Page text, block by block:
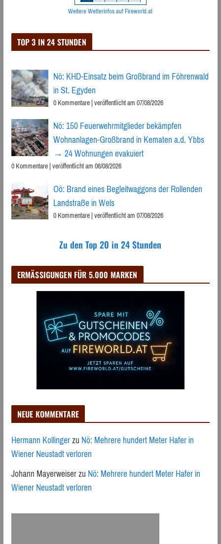
Weitere Wetterinfos auf Fireworld.at
TOP 3 IN 24 STUNDEN
Nö: KHD-Einsatz beim Großbrand im Föhrenwald
in St. Egyden
0 Kommentare|veröffentlicht am 07/08/2026
Nö: 150 Feuerwehrmitglieder bekämpfen
Wohnanlagen-Großbrand in Kematen a.d. Ybbs
→ 24 Wohnungen evakuiert
0 Kommentare|veröffentlicht am 06/08/2026
Oö: Brand eines Begleitwaggons der Rollenden
Landstraße in Wels
0 Kommentare|veröffentlicht am 07/08/2026
Zu den Top 20 in 24 Stunden
ERMÄSSIGUNGEN FÜR 5.000 MARKEN
NEUE KOMMENTARE
Hermann KollingerzuNö: Mehrere hundert Meter Hafer in
Wiener Neustadt verloren
Johann MayerweiserzuNö: Mehrere hundert Meter Hafer in
Wiener Neustadt verloren